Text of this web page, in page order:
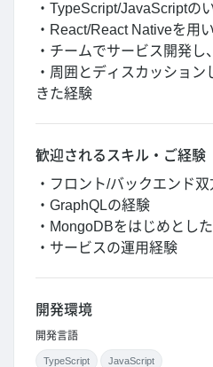
・TypeScript/JavaScriptの
・React/React Nativeを用
・チームでサービス開発
・周囲とディスカッション
きた経験
歓迎されるスキル・ご経験
・フロント/バックエンド
・GraphQLの経験
・MongoDBをはじめとし
・サービスの運用経験
開発環境
開発言語
TypeScript JavaScript